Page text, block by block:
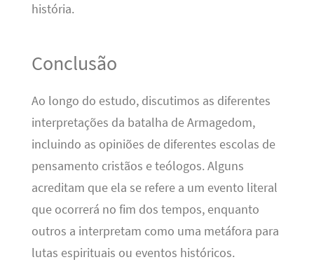
história.
Conclusão
Ao longo do estudo, discutimos as diferentes
interpretações da batalha de Armagedom,
incluindo as opiniões de diferentes escolas de
pensamento cristãos e teólogos. Alguns
acreditam que ela se refere a um evento literal
que ocorrerá no fim dos tempos, enquanto
outros a interpretam como uma metáfora para
lutas espirituais ou eventos históricos.